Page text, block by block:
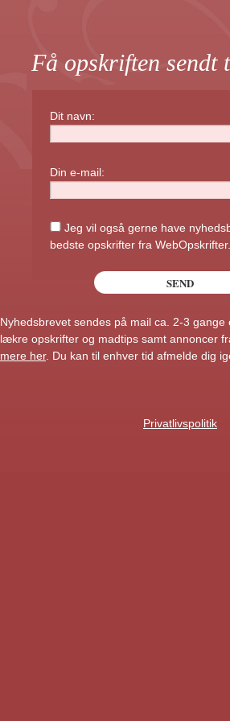
Få opskriften
Dit navn:
Din e-mail:
Jeg vil også gerne have
bedste opskrifter fra
Nyhedsbrevet sendes på mail ca. 2-3
lækre opskrifter og madtips samt annoncer
mere her. Du kan til enhver tid afmelde dig
Privatlivspolitik